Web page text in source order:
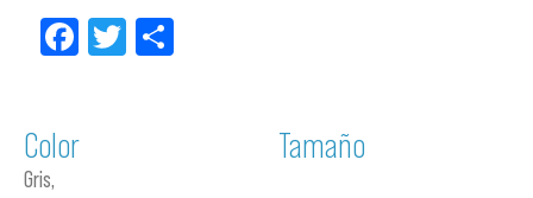
Facebook
Twitter
Color
Gris,
Tamaño